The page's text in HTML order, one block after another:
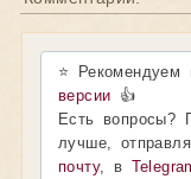
⭐ Рекомендуем
версии 👍
Есть вопросы?
лучше,
почту, в